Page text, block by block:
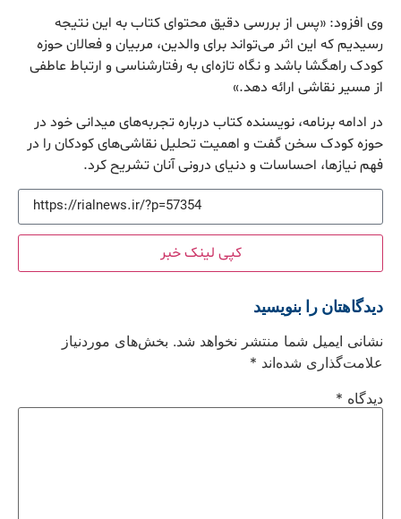
وی افزود: «پس از بررسی دقیق محتوای کتاب به این نتیجه
رسیدیم که این اثر می‌تواند برای والدین، مربیان و فعالان حوزه
کودک راهگشا باشد و نگاه تازه‌ای به رفتارشناسی و ارتباط عاطفی
از مسیر نقاشی ارائه دهد.»
در ادامه برنامه، نویسنده کتاب درباره تجربه‌های میدانی خود در
حوزه کودک سخن گفت و اهمیت تحلیل نقاشی‌های کودکان را در
فهم نیازها، احساسات و دنیای درونی آنان تشریح کرد.
کپی لینک خبر
دیدگاهتان را بنویسید
نشانی ایمیل شما منتشر نخواهد شد. بخش‌های موردنیاز
علامت‌گذاری شده‌اند *
دیدگاه *